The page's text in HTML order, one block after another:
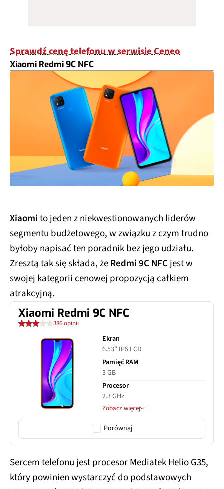
Sprawdź cenę telefonu w serwisie Ceneo
Xiaomi Redmi 9C NFC
Xiaomito jeden z niekwestionowanych liderów
segmentu budżetowego, w związku z czym trudno
byłoby napisać ten poradnik bez jego udziału.
Zresztą tak się składa, żeRedmi 9C NFCjest w
swojej kategorii cenowej propozycją całkiem
atrakcyjną.
Xiaomi Redmi 9C NFC
386 opinii
Ekran
6.53" IPS LCD
Pamięć RAM
3 GB
Procesor
2.3 GHz
Zobacz więcej
Porównaj
Sercem telefonu jest procesor Mediatek Helio G35,
który powinien wystarczyć do podstawowych